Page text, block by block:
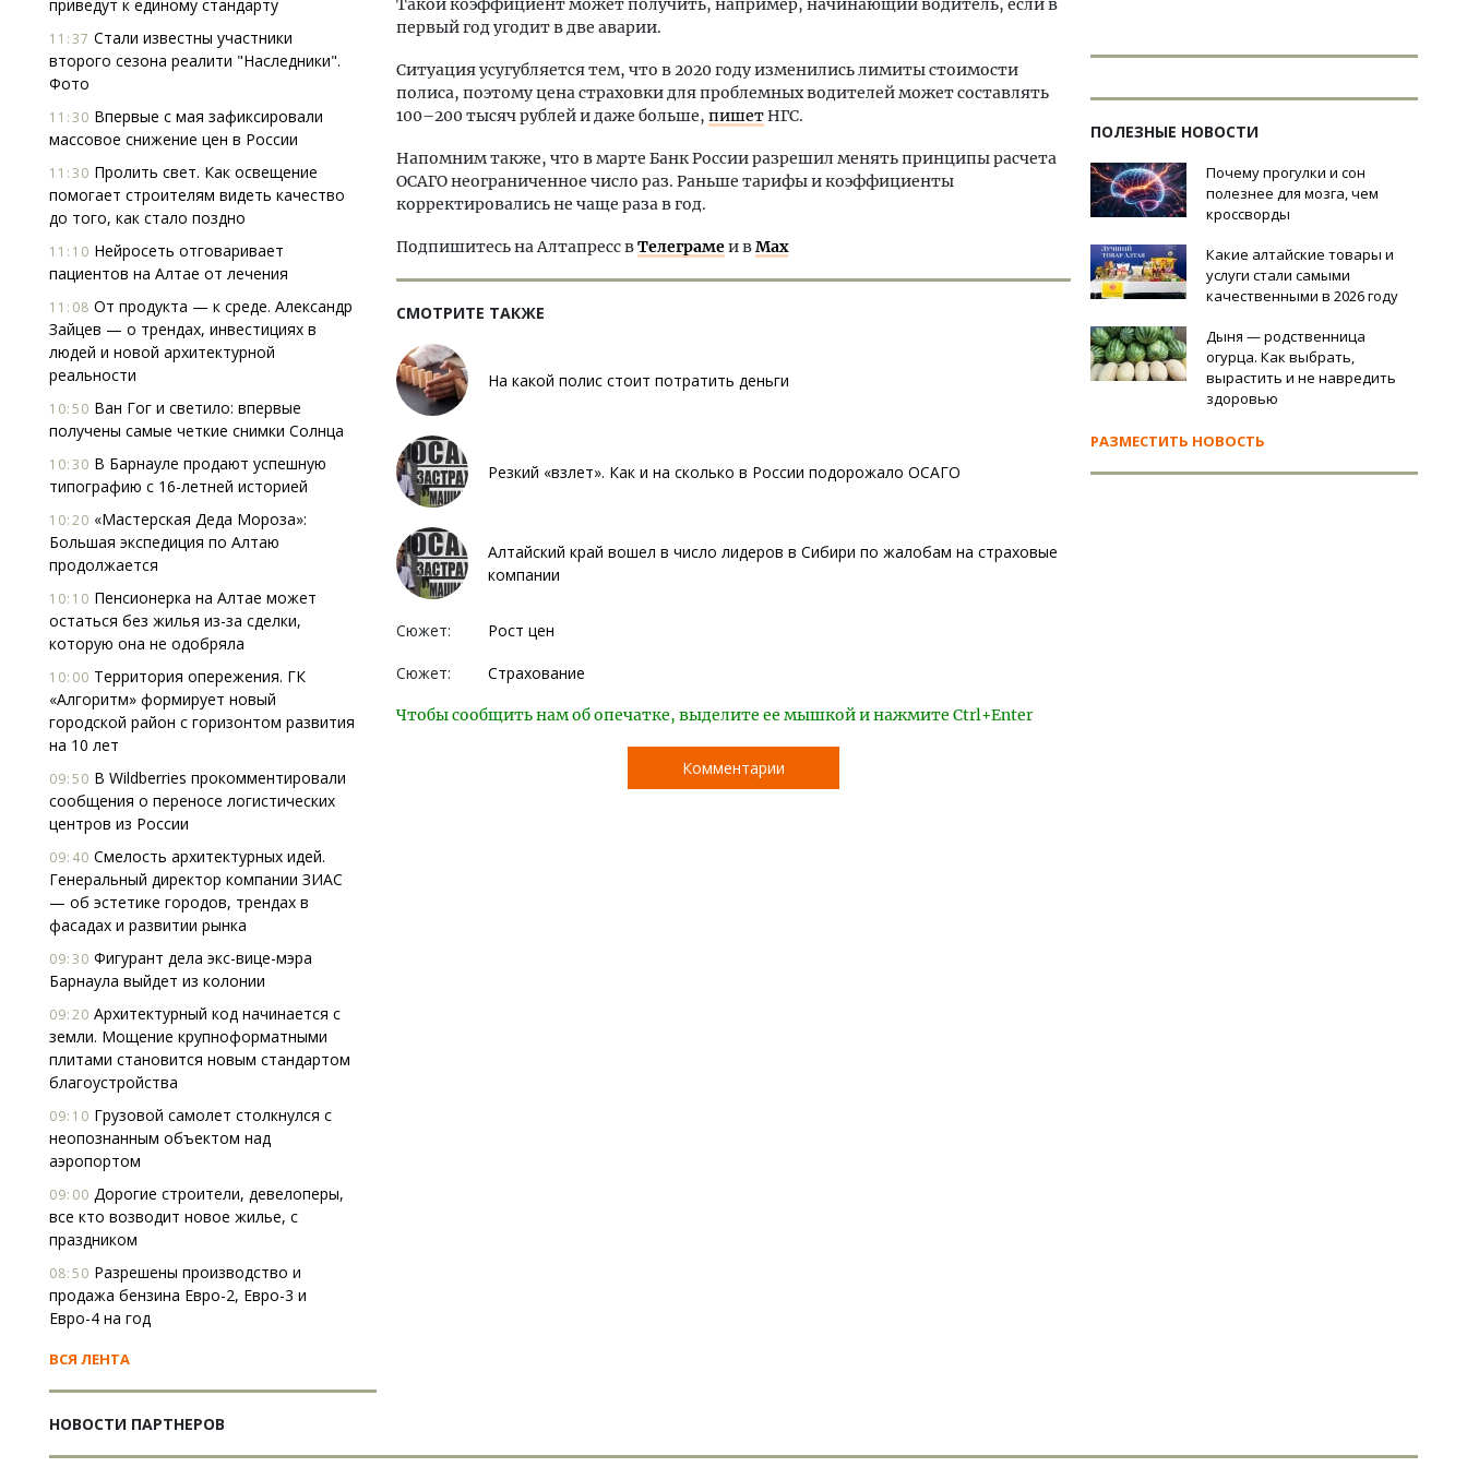
приведут к единому стандарту
11:37 Стали известны участники
второго сезона реалити "Наследники".
Фото
11:30 Впервые с мая зафиксировали
массовое снижение цен в России
11:30 Пролить свет. Как освещение
помогает строи­телям видеть качество
до того, как стало поздно
11:10 Нейросеть отговаривает
пациентов на Алтае от лечения
11:08 От продукта — к среде. Александр
Зайцев — о трендах, инвестициях в
людей и новой архитектурной
реальности
10:50 Ван Гог и светило: впервые
получены самые четкие снимки Солнца
10:30 В Барнауле продают успешную
типографию с 16-летней историей
10:20 «Мастерская Деда Мороза»:
Большая экспедиция по Алтаю
продолжается
10:10 Пенсионерка на Алтае может
остаться без жилья из-за сделки,
которую она не одобряла
10:00 Территория опережения. ГК
«Алгоритм» формирует новый
городской район с горизонтом развития
на 10 лет
09:50 В Wildberries прокомментировали
сообщения о переносе логистических
центров из России
09:40 Смелость архитектурных идей.
Генеральный директор компании ЗИАС
— об эстетике городов, трендах в
фасадах и развитии рынка
09:30 Фигурант дела экс-вице-мэра
Барнаула выйдет из колонии
09:20 Архитектурный код начинается с
земли. Мощение крупноформатными
плитами становится новым стандартом
благоустройства
09:10 Грузовой самолет столкнулся с
неопознанным объектом над
аэропортом
09:00 Дорогие строители, девелоперы,
все кто возводит новое жилье, с
праздником
08:50 Разрешены производство и
продажа бензина Евро-2, Евро-3 и
Евро-4 на год
ВСЯ ЛЕНТА
НОВОСТИ ПАРТНЕРОВ
Такой коэффициент может получить, например, начинающий водитель, если в
первый год угодит в две аварии.
Ситуация усугубляется тем, что в 2020 году изменились лимиты стоимости
полиса, поэтому цена страховки для проблемных водителей может составлять
100–200 тысяч рублей и даже больше, пишетНГС.
Напомним также, что в марте Банк России разрешил менять принципы расчета
ОСАГО неограниченное число раз. Раньше тарифы и коэффициенты
корректировались не чаще раза в год.
Подпишитесь на Алтапресс вТелеграмеи вMax
СМОТРИТЕ ТАКЖЕ
На какой полис стоит потратить деньги
Резкий «взлет». Как и на сколько в России подорожало ОСАГО
Алтайский край вошел в число лидеров в Сибири по жалобам на страховые
компании
Сюжет: Рост цен
Сюжет: Страхование
Чтобы сообщить нам об опечатке, выделите ее мышкой и нажмите Ctrl+Enter
Комментарии
ПОЛЕЗНЫЕ НОВОСТИ
Почему прогулки и сон
полезнее для мозга, чем
кроссворды
Какие алтайские товары и
услуги стали самыми
качественными в 2026 году
Дыня — родственница
огурца. Как выбрать,
вырастить и не навредить
здоровью
РАЗМЕСТИТЬ НОВОСТЬ